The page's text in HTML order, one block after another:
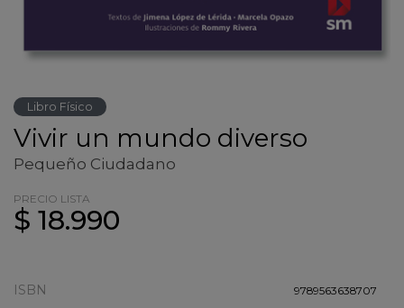
Libro Físico
Vivir un mundo diverso
Pequeño Ciudadano
PRECIO LISTA
$ 18.990
ISBN 9789563638707